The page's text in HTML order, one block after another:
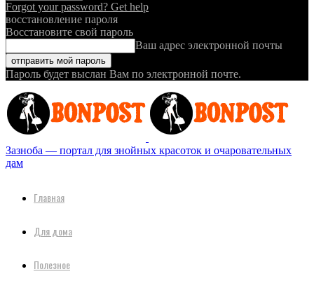
Forgot your password? Get help
восстановление пароля
Восстановите свой пароль
Ваш адрес электронной почты
Пароль будет выслан Вам по электронной почте.
Зазноба — портал для знойных красоток и очаровательных
дам
Главная
Для дома
Полезное